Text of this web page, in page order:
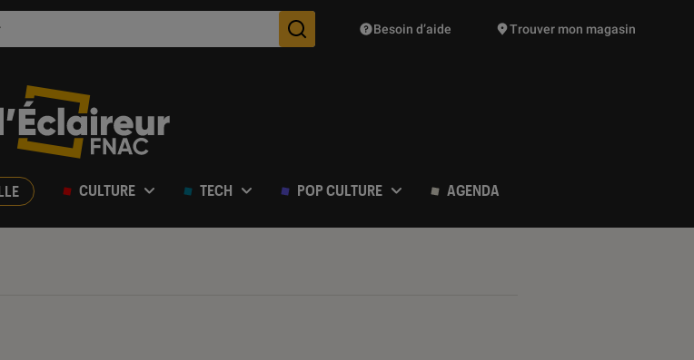
Des suggestions de produits vont vous être proposées
Besoin d’aide Trouver mon magasin
CULTURE TECH POP CULTURE AGENDA